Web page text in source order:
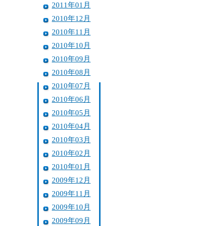
2011年01月
2010年12月
2010年11月
2010年10月
2010年09月
2010年08月
2010年07月
2010年06月
2010年05月
2010年04月
2010年03月
2010年02月
2010年01月
2009年12月
2009年11月
2009年10月
2009年09月